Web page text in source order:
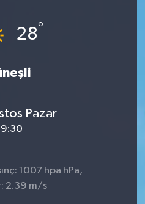
28°
Pazar
1007 hpa hPa,
2.39 m/s